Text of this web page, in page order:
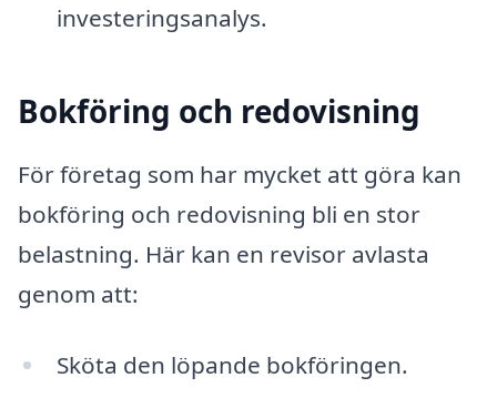
investeringsanalys.
Bokföring och redovisning
För företag som har mycket att göra kan
bokföring och redovisning bli en stor
belastning. Här kan en revisor avlasta
genom att:
Sköta den löpande bokföringen.